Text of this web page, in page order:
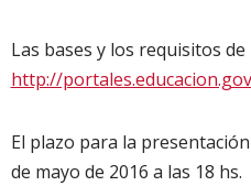
Las bases y los requisitos
http://
El plazo para la
de mayo de 2016 a las 18 hs.